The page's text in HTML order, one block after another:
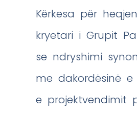
Kërkesa për
kryetari i Grupit
se ndryshimi
me dakordësinë
e projektvendimit